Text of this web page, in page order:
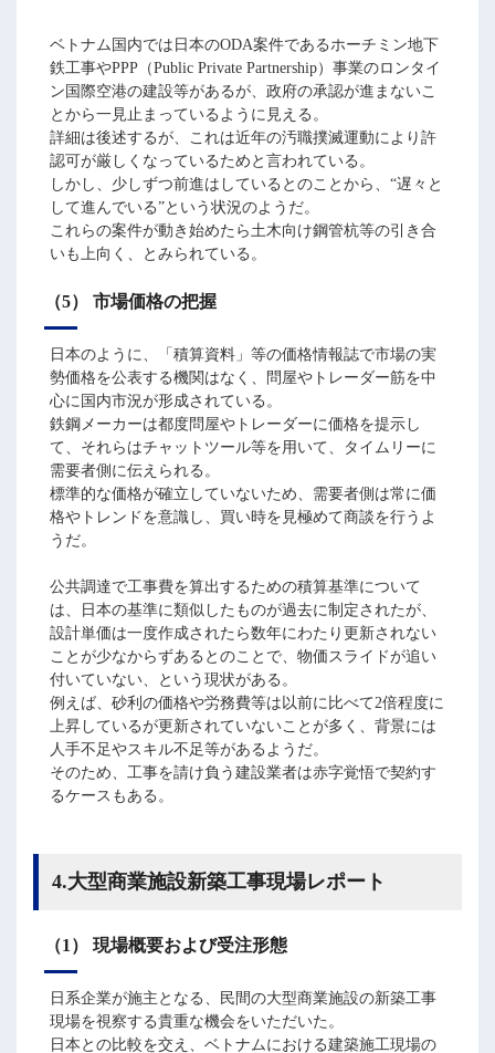
ベトナム国内では日本のODA案件であるホーチミン地下
鉄工事やPPP（Public Private Partnership）事業のロンタイ
ン国際空港の建設等があるが、政府の承認が進まないこ
とから一見止まっているように見える。
詳細は後述するが、これは近年の汚職撲滅運動により許
認可が厳しくなっているためと言われている。
しかし、少しずつ前進はしているとのことから、“遅々と
して進んでいる”という状況のようだ。
これらの案件が動き始めたら土木向け鋼管杭等の引き合
いも上向く、とみられている。
（5） 市場価格の把握
日本のように、「積算資料」等の価格情報誌で市場の実
勢価格を公表する機関はなく、問屋やトレーダー筋を中
心に国内市況が形成されている。
鉄鋼メーカーは都度問屋やトレーダーに価格を提示し
て、それらはチャットツール等を用いて、タイムリーに
需要者側に伝えられる。
標準的な価格が確立していないため、需要者側は常に価
格やトレンドを意識し、買い時を見極めて商談を行うよ
うだ。
公共調達で工事費を算出するための積算基準について
は、日本の基準に類似したものが過去に制定されたが、
設計単価は一度作成されたら数年にわたり更新されない
ことが少なからずあるとのことで、物価スライドが追い
付いていない、という現状がある。
例えば、砂利の価格や労務費等は以前に比べて2倍程度に
上昇しているが更新されていないことが多く、背景には
人手不足やスキル不足等があるようだ。
そのため、工事を請け負う建設業者は赤字覚悟で契約す
るケースもある。
4.大型商業施設新築工事現場レポート
（1） 現場概要および受注形態
日系企業が施主となる、民間の大型商業施設の新築工事
現場を視察する貴重な機会をいただいた。
日本との比較を交え、ベトナムにおける建築施工現場の